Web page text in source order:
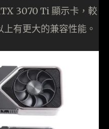
3070 Ti 顯示卡，較
有更大的兼容性能。